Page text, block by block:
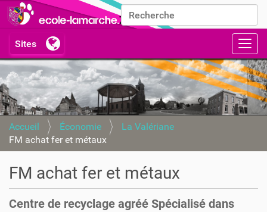
Chercher par
Recherche avancée…
Accueil Économie
La Valériane
FM achat fer et métaux
FM achat fer et métaux
Centre de recyclage agréé Spécialisé dans